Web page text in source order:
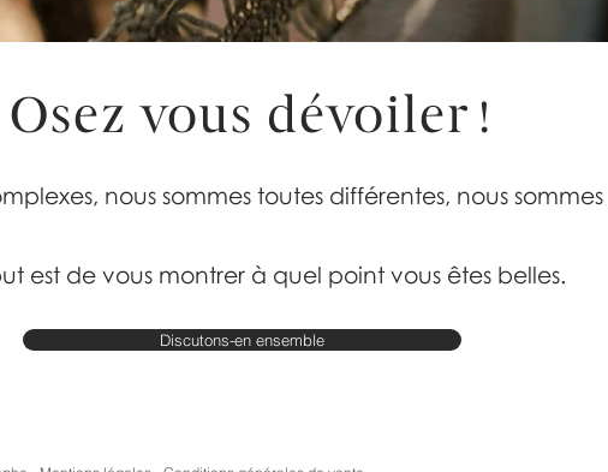
Osez vous dévoiler !
nous sommes toutes différentes, nous
est de vous montrer à quel point vous êtes belles.
Discutons-en ensemble